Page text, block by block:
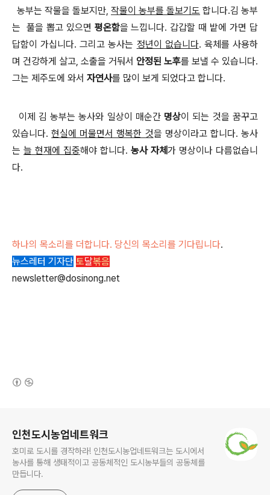
농부는 작물을 돌보지만, 작물이 농부를 돌보기도 합니다.김 농부
는 풀을 뽑고 있으면 평온함을 느낍니다. 갑갑할 때 밭에 가면 답
답함이 가십니다.그리고 농사는 정년이 없습니다. 육체를 사용하
며 건강하게 살고, 소출을 거둬서 안정된 노후를 보낼 수 있습니다.
그는 제주도에 와서 자연사를 많이 보게 되었다고 합니다.
이제 김 농부는 농사와 일상이 매순간 명상이 되는 것을 꿈꾸고
있습니다.현실에 머물면서 행복한 것을 명상이라고 합니다.농사
는 늘 현재에 집중해야 합니다. 농사 자체 가 명상이나 다름없습니
다.
하나의 목소리를 더합니다. 당신의 목소리를 기다립니다.
뉴스레터 기자단 토달볶음
newsletter@dosinong.net
인천도시농업네트워크
호미로 도시를 경작하라! 인천도시농업네트워크는 도시에서
농사를 통해 생태적이고 공동체적인 도시농부들의 공동체를
만듭니다.